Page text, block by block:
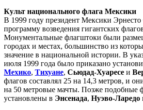
Культ национального флага Мексики
В 1999 году президент Мексики Эрнесто
программу возведения гигантских
Монументальные флагштоки были
городах и местах, большинство из
значение в национальной истории. В
июля 1999 года было приказано
Мехико, Тихуане, Сьюдад-Хуаресе и
флагов составлял 25 на 14,3 метров, и
на 50 метровые мачты. Позже подобные
установлены в Энсенада, Нуэво-Ларедо